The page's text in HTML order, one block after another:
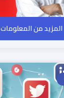
المزيد من المعلومات